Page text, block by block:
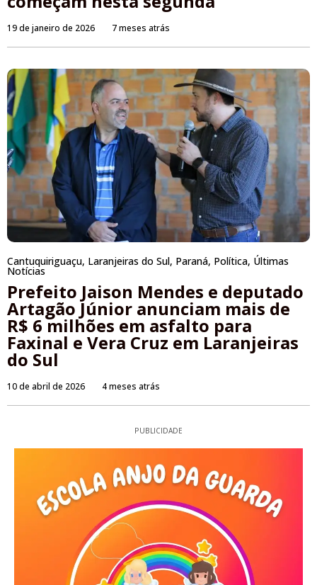
19 de janeiro de 2026 7 meses atrás
Cantuquiriguaçu, Laranjeiras do Sul, Paraná, Política, Últimas
Notícias
Prefeito Jaison Mendes e deputado
Artagão Júnior anunciam mais de
R$ 6 milhões em asfalto para
Faxinal e Vera Cruz em Laranjeiras
do Sul
10 de abril de 2026 4 meses atrás
PUBLICIDADE